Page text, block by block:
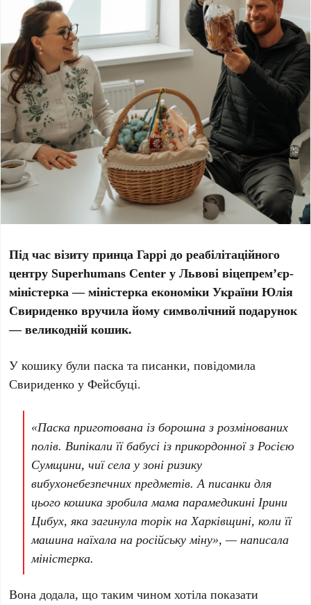
Під час візиту принца Гаррі до реабілітаційного
центру Superhumans Center у Львові віцепрем’єр-
міністерка — міністерка економіки України Юлія
Свириденко вручила йому символічний подарунок
— великодній кошик.
У кошику були паска та писанки, повідомила
Свириденко у Фейсбуці.
«Паска приготована із борошна з розмінованих
полів. Випікали її бабусі із прикордонної з Росією
Сумщини, чиї села у зоні ризику
вибухонебезпечних предметів. А писанки для
цього кошика зробила мама парамедикині Ірини
Цибух, яка загинула торік на Харківщині, коли її
машина наїхала на російську міну», — написала
міністерка.
Вона додала, що таким чином хотіла показати